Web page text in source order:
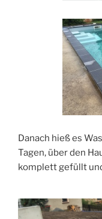
Danach hieß es
Tagen, über den
komplett gefüllt